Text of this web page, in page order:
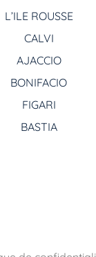
L’ILE ROUSSE
CALVI
AJACCIO
BONIFACIO
FIGARI
BASTIA